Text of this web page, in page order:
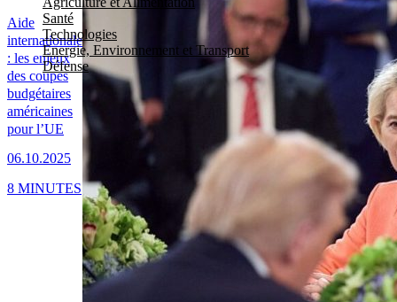
Santé
Technologies
Energie, Environnement et Transport
Défense
Aide
internationale
: les enjeux
des coupes
budgétaires
américaines
pour l’UE
06.10.2025
8 MINUTES